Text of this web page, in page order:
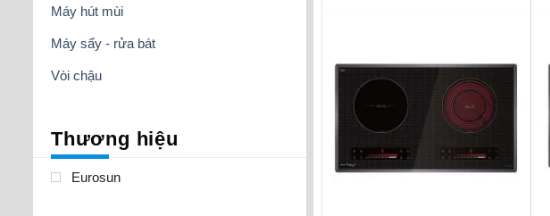
Máy hút mùi
Máy sấy - rửa bát
Vòi chậu
Thương hiệu
Eurosun